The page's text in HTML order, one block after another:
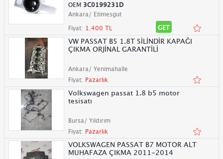
OEM 3C0199231D
Ankara/ Etimesgut
Fiyat: 1.400 TL GET
VW PASSAT B5 1.8T SİLİNDİR KAPAĞI
ÇIKMA ORJİNAL GARANTİLİ
Ankara/ Yenimahalle
Fiyat: Pazarlık
Volkswagen passat 1.8 b5 motor
tesisatı
Bursa/ Yıldırım
Fiyat: Pazarlık
VOLKSWAGEN PASSAT B7 MOTOR ALT
MUHAFAZA ÇIKMA 2011-2014